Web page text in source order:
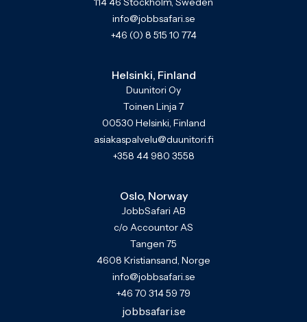
info@jobbsafari.se
+46 (0) 8 515 10 774
Helsinki, Finland
Duunitori Oy
Toinen Linja 7
00530 Helsinki, Finland
asiakaspalvelu@duunitori.fi
+358 44 980 3558
Oslo, Norway
JobbSafari AB
c/o Accountor AS
Tangen 75
4608 Kristiansand, Norge
info@jobbsafari.se
+46 70 314 59 79
jobbsafari.se